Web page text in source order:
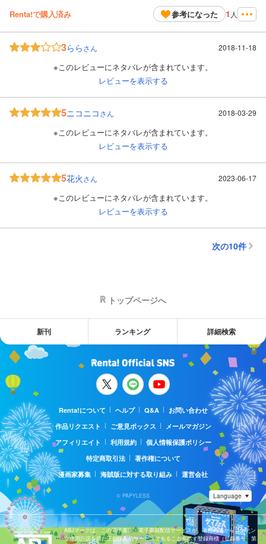
Renta!で購入済み
参考になった 1 人
3ららさん 2018-11-18
※このレビューにネタバレが含まれています。
レビューを表示する
5ニコニコさん 2018-03-29
※このレビューにネタバレが含まれています。
レビューを表示する
5花火さん 2023-06-17
※このレビューにネタバレが含まれています。
レビューを表示する
次の10件
トップページへ
新刊 ランキング 詳細検索
Renta!について ヘルプ Q&A
お問い合わせ
作品リクエスト
ご意見ボックス
メールマガジン
アフィリエイト
利用規約
個人情報保護ポリシー
特定商取引法
著作権について
漫画家募集
海賊版に対する取り組み 運営会社
© PAPYLESS
ABJマークは、この電子書店・電子書籍配信サービスが、著作権者からコンテン
ツ使用許諾を得た正規版配信サービスであることを示す登録商標（登録番号 第